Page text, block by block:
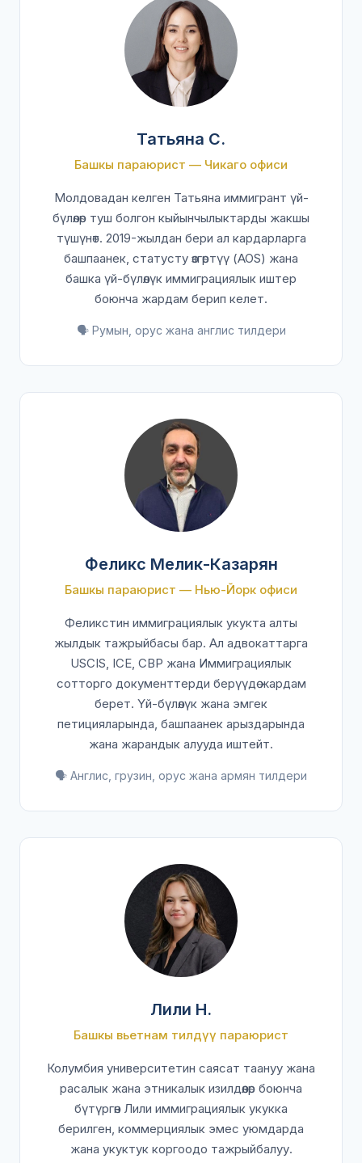
Татьяна С.
Башкы параюрист — Чикаго офиси
Молдовадан келген Татьяна иммигрант үй-
бүлөлөр туш болгон кыйынчылыктарды жакшы
түшүнөт. 2019-жылдан бери ал кардарларга
башпаанек, статусту өзгөртүү (AOS) жана
башка үй-бүлөлүк иммиграциялык иштер
боюнча жардам берип келет.
🗣️ Румын, орус жана англис тилдери
Феликс Мелик-Казарян
Башкы параюрист — Нью-Йорк офиси
Феликстин иммиграциялык укукта алты
жылдык тажрыйбасы бар. Ал адвокаттарга
USCIS, ICE, CBP жана Иммиграциялык
сотторго документтерди берүүдө жардам
берет. Үй-бүлөлүк жана эмгек
петицияларында, башпаанек арыздарында
жана жарандык алууда иштейт.
🗣️ Англис, грузин, орус жана армян тилдери
Лили Н.
Башкы вьетнам тилдүү параюрист
Колумбия университетин саясат таануу жана
расалык жана этникалык изилдөөлөр боюнча
бүтүргөн Лили иммиграциялык укукка
берилген, коммерциялык эмес уюмдарда
жана укуктук коргоодо тажрыйбалуу.